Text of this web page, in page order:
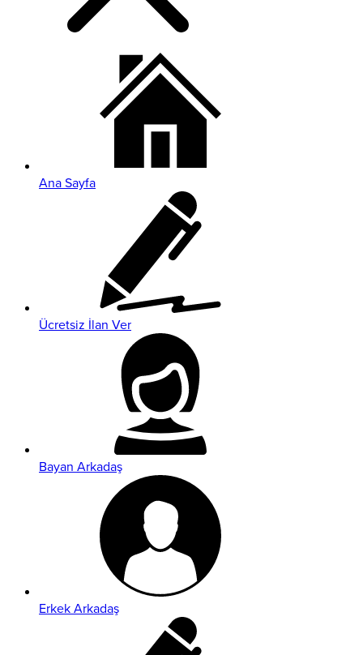
Ana Sayfa
Ücretsiz İlan Ver
Bayan Arkadaş
Erkek Arkadaş